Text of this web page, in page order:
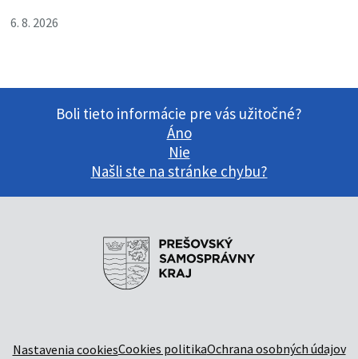
6. 8. 2026
Boli tieto informácie pre vás užitočné?
Áno
Nie
Našli ste na stránke chybu?
Nastavenia cookiesCookies politikaOchrana osobných údajov